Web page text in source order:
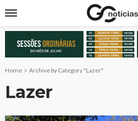
Home Archive by Category "Lazer"
Lazer